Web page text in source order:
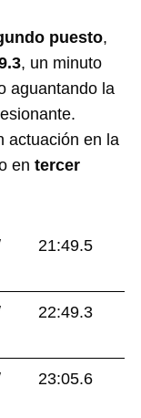
puesto,
, un minuto
aguantando la
actuación en la
en tercer
21:49.5
22:49.3
23:05.6